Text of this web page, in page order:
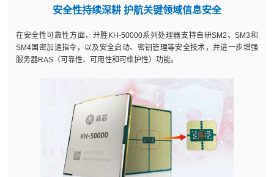
安全性持续深耕 护航关键领域信息安全
在安全性可靠性方面，开胜KH-50000系列处理器支持自研SM2、SM3和
SM4国密加速指令，以及安全启动、密钥管理等安全技术，并进一步增强
服务器RAS（可靠性、可用性和可维护性）功能。